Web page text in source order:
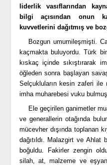
liderlik vasıflarından
bilgi açısından onun
kuvvetlerini dağıtmış ve
Bozgun umumileşmişti.
kaçmakta buluyordu. Türk
kıskaç içinde sıkıştırarak
öğleden sonra başlayan
Selçukluların kesin zaferi ile
imha muharebesi vuku
Ele geçirilen ganimetler
ve generallerin otağında
mücevher dışında toplanan
dağıtıldı. Malazgirt ve Ahlat
boğuldu. Fakirler zengin
silah, at, malzeme ve